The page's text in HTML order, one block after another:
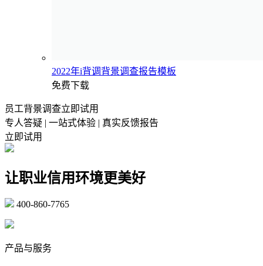
2022年i背调背景调查报告模板
免费下载
员工背景调查立即试用
专人答疑 | 一站式体验 | 真实反馈报告
立即试用
让职业信用环境更美好
400-860-7765
产品与服务